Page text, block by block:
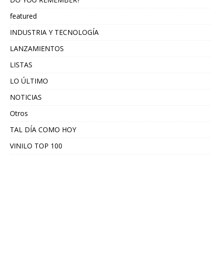
featured
INDUSTRIA Y TECNOLOGÍA
LANZAMIENTOS
LISTAS
LO ÚLTIMO
NOTICIAS
Otros
TAL DÍA COMO HOY
VINILO TOP 100